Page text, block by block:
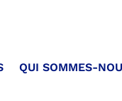
QUI SOMMES-